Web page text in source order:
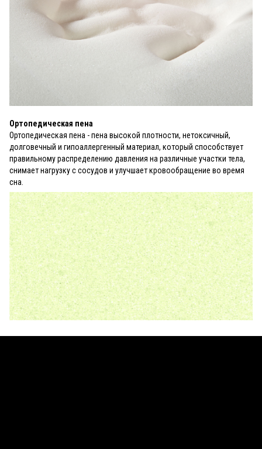
Ортопедическая пена
Ортопедическая пена - пена высокой плотности, нетоксичный,
долговечный и гипоаллергенный материал, который способствует
правильному распределению давления на различные участки тела,
снимает нагрузку с сосудов и улучшает кровообращение во время
сна.